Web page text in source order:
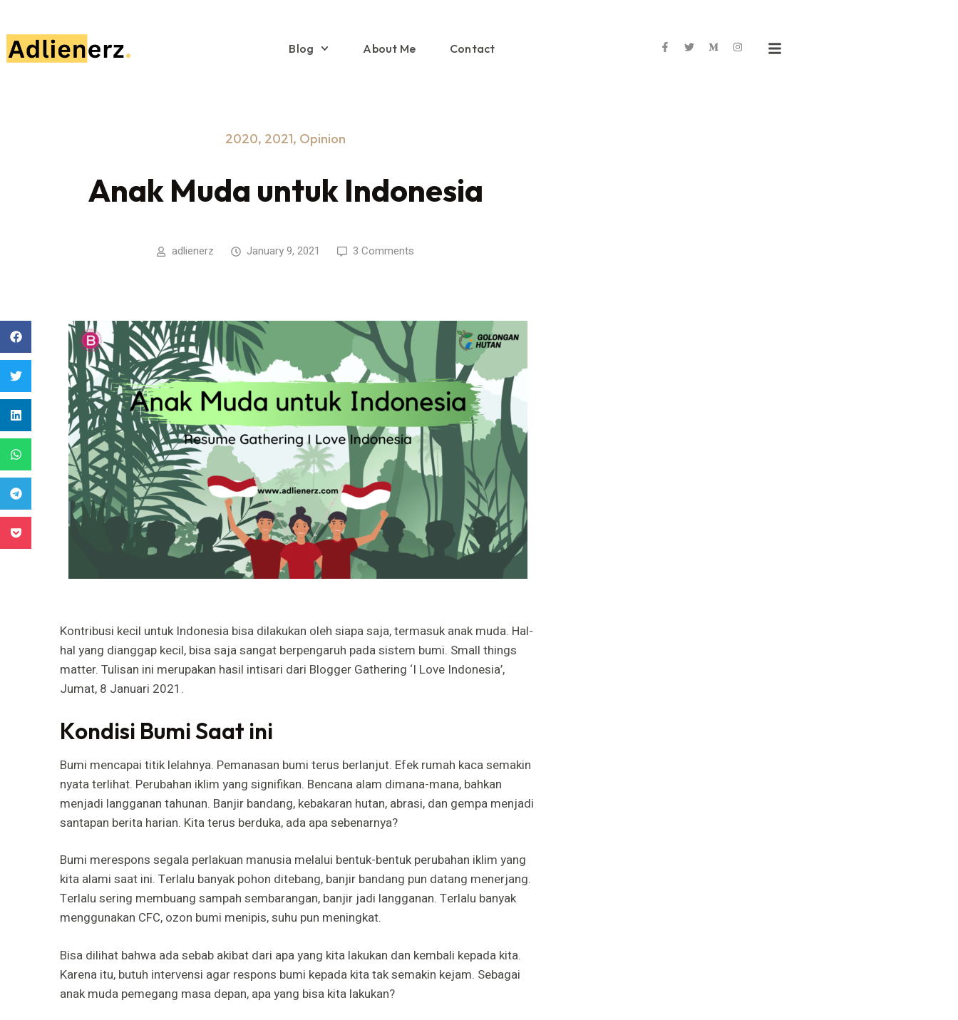
Blog About Me Contact
2020, 2021, Opinion
Anak Muda untuk Indonesia
adlienerz January 9, 2021 3 Comments
Kontribusi kecil untuk Indonesia bisa dilakukan oleh siapa saja, termasuk anak muda. Hal-
hal yang dianggap kecil, bisa saja sangat berpengaruh pada sistem bumi. Small things
matter. Tulisan ini merupakan hasil intisari dari Blogger Gathering ‘I Love Indonesia’,
Jumat, 8 Januari 2021.
Kondisi Bumi Saat ini
Bumi mencapai titik lelahnya. Pemanasan bumi terus berlanjut. Efek rumah kaca semakin
nyata terlihat. Perubahan iklim yang signifikan. Bencana alam dimana-mana, bahkan
menjadi langganan tahunan. Banjir bandang, kebakaran hutan, abrasi, dan gempa menjadi
santapan berita harian. Kita terus berduka, ada apa sebenarnya?
Bumi merespons segala perlakuan manusia melalui bentuk-bentuk perubahan iklim yang
kita alami saat ini. Terlalu banyak pohon ditebang, banjir bandang pun datang menerjang.
Terlalu sering membuang sampah sembarangan, banjir jadi langganan. Terlalu banyak
menggunakan CFC, ozon bumi menipis, suhu pun meningkat.
Bisa dilihat bahwa ada sebab akibat dari apa yang kita lakukan dan kembali kepada kita.
Karena itu, butuh intervensi agar respons bumi kepada kita tak semakin kejam. Sebagai
anak muda pemegang masa depan, apa yang bisa kita lakukan?